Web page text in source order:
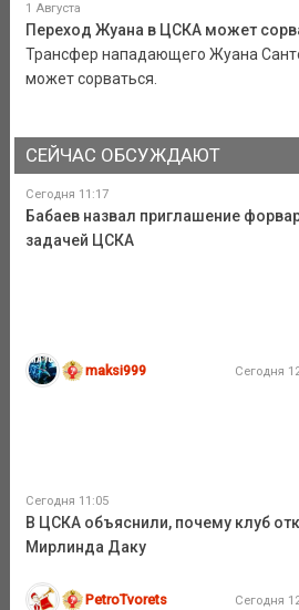
1 Августа
Переход Жуана в ЦСКА может
Трансфер нападающего Жуана
может сорваться.
СЕЙЧАС ОБСУЖДАЮТ
Сегодня 11:17
Бабаев назвал приглашение
задачей ЦСКА
maksi999 Сегодня
Сегодня 11:05
В ЦСКА объяснили, почему клуб
Мирлинда Даку
PetroTvorets Сегодня